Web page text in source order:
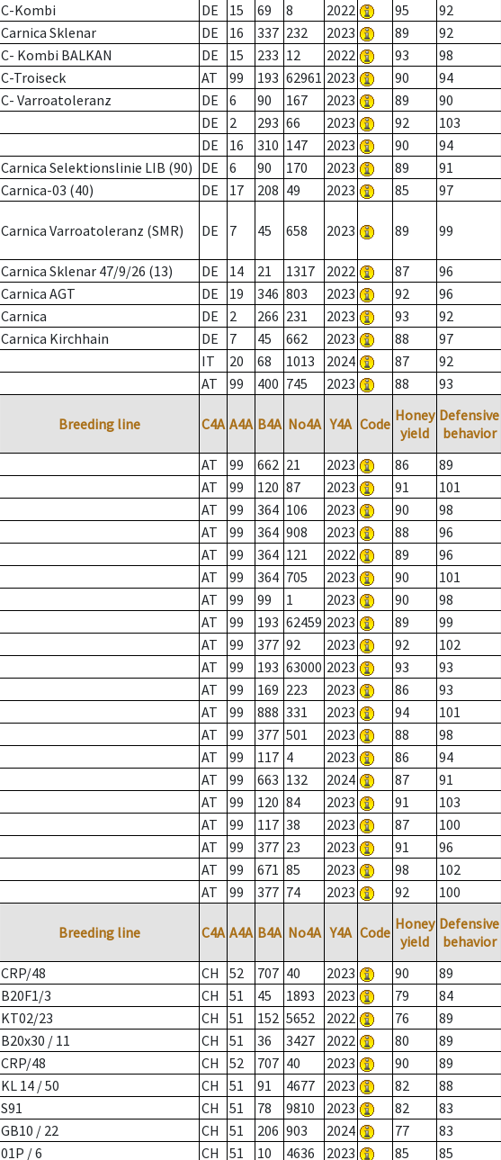
C-Kombi DE 15 69 8 2022 95 92
Carnica Sklenar DE 16 337 232 2023 89 92
C- Kombi BALKAN DE 15 233 12 2022 93 98
C-Troiseck AT 99 193 62961 2023 90 94
C- Varroatoleranz DE 6 90 167 2023 89 90
DE 2 293 66 2023 92 103
DE 16 310 147 2023 90 94
Carnica Selektionslinie LIB (90) DE 6 90 170 2023 89 91
Carnica-03 (40) DE 17 208 49 2023 85 97
Carnica Varroatoleranz (SMR) DE 7 45 658 2023 89 99
Carnica Sklenar 47/9/26 (13) DE 14 21 1317 2022 87 96
Carnica AGT DE 19 346 803 2023 92 96
Carnica DE 2 266 231 2023 93 92
Carnica Kirchhain DE 7 45 662 2023 88 97
IT 20 68 1013 2024 87 92
AT 99 400 745 2023 88 93
Breeding line C4A A4A B4A No4A Y4A Code Honey
yield
Defensive
behavior
AT 99 662 21 2023 86 89
AT 99 120 87 2023 91 101
AT 99 364 106 2023 90 98
AT 99 364 908 2023 88 96
AT 99 364 121 2022 89 96
AT 99 364 705 2023 90 101
AT 99 99 1 2023 90 98
AT 99 193 62459 2023 89 99
AT 99 377 92 2023 92 102
AT 99 193 63000 2023 93 93
AT 99 169 223 2023 86 93
AT 99 888 331 2023 94 101
AT 99 377 501 2023 88 98
AT 99 117 4 2023 86 94
AT 99 663 132 2024 87 91
AT 99 120 84 2023 91 103
AT 99 117 38 2023 87 100
AT 99 377 23 2023 91 96
AT 99 671 85 2023 98 102
AT 99 377 74 2023 92 100
Breeding line C4A A4A B4A No4A Y4A Code Honey
yield
Defensive
behavior
CRP/48 CH 52 707 40 2023 90 89
B20F1/3 CH 51 45 1893 2023 79 84
KT02/23 CH 51 152 5652 2022 76 89
B20x30 / 11 CH 51 36 3427 2022 80 89
CRP/48 CH 52 707 40 2023 90 89
KL 14 / 50 CH 51 91 4677 2023 82 88
S91 CH 51 78 9810 2023 82 83
GB10 / 22 CH 51 206 903 2024 77 83
01P / 6 CH 51 10 4636 2023 85 85